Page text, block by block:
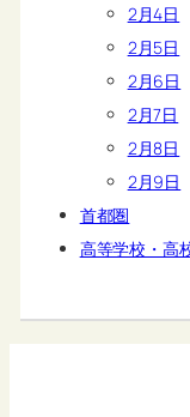
2月4日
2月5日
2月6日
2月7日
2月8日
2月9日
首都圏
高等学校・高